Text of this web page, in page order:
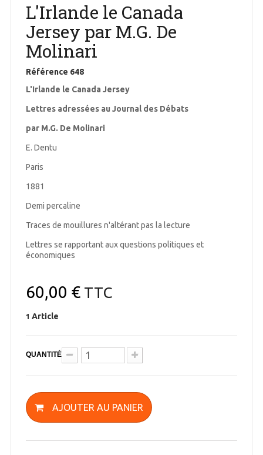
L'Irlande le Canada
Jersey par M.G. De
Molinari
Référence 648
L'Irlande le Canada Jersey
Lettres adressées au Journal des Débats
par M.G. De Molinari
E. Dentu
Paris
1881
Demi percaline
Traces de mouillures n'altérant pas la lecture
Lettres se rapportant aux questions politiques et
économiques
60,00 €TTC
1 Article
QUANTITÉ
AJOUTER AU PANIER